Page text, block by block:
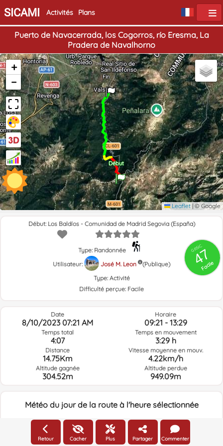
SICAMI Activités Plans
Puerto de Navacerrada, los Cogorros, río Eresma, La
Pradera de Navalhorno
Début
Fin
+
−
Leaflet | © Google
GRSIC
47
Facile
Début: Los Baldíos - Comunidad de Madrid Segovia (España)
Type: Randonnée
Utilisateur:
José M. Leon
(Publique)
Type: Activité
Difficulté perçue: Facile
Date
8/10/2023 07:21 AM
Temps total
4:07
Distance
14.75Km
Altitude gagnée
304.52m
Horaire
09:21 - 13:29
Temps en mouvement
3:29 h
Vitesse moyenne en mouv.
4.22km/h
Altitude perdue
949.09m
Météo du jour de la route à l'heure sélectionnée
07:00
Retour Cacher Plus Partager Commenter